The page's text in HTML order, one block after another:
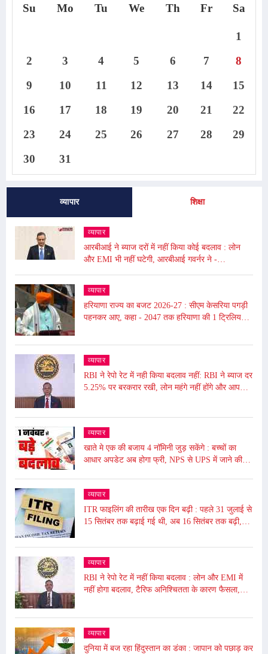
Su Mo Tu We Th Fr Sa
1
2
3 4 5 6 7
8
9
10 11 12 13 14
15
16
17 18 19 20 21
22
23
24 25 26 27 28
29
30
31
व्यापार शिक्षा
व्यापार
आरबीआई ने ब्याज दरों में नहीं किया कोई बदलाव : लोन
और EMI भी नहीं घटेगी, आरबीआई गवर्नर ने -
व्यापार
हरियाणा राज्य का बजट 2026-27 : सीएम केसरिया पगड़ी
पहनकर आए, कहा - 2047 तक हरियाणा की 1 ट्रिलियन
व्यापार
RBI ने रेपो रेट में नही किया बदलाव नहीं: RBI ने ब्याज दर
5.25% पर बरकरार रखी, लोन महंगे नहीं होंगे और आपकी
व्यापार
खाते मे एक की बजाय 4 नॉमिनी जुड़ सकेंगे : बच्चों का
आधार अपडेट अब होगा फ्री, NPS से UPS में जाने की
व्यापार
ITR फाइलिंग की तारीख एक दिन बढ़ी : पहले 31 जुलाई से
15 सितंबर तक बढ़ाई गई थी, अब 16 सितंबर तक बढ़ी,
व्यापार
RBI ने रेपो रेट में नहीं किया बदलाव : लोन और EMI में
नहीं होगा बदलाव, टैरिफ अनिश्चितता के कारण फैसला,
व्यापार
दुनिया में बज रहा हिंदुस्तान का डंका : जापान को पछाड़ कर